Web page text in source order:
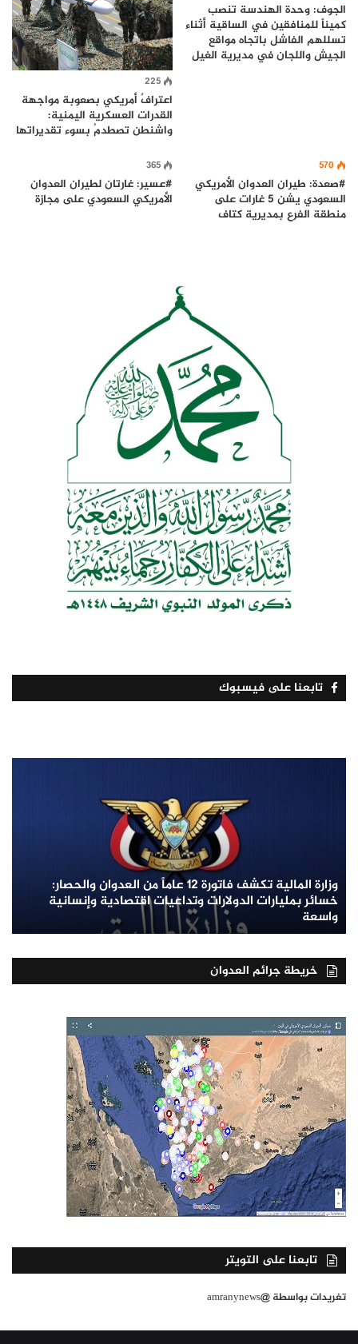
الجوف: وحدة الهندسة تنصب
كميناً للمنافقين في الساقية أثناء
تسللهم الفاشل باتجاه مواقع
الجيش واللجان في مديرية الغيل
225
اعترافٌ أمريكي بصعوبة مواجهة
القدرات العسكرية اليمنية:
واشنطن تصطدمُ بسوء تقديراتها
570
#صعدة: طيران العدوان الأمريكي
السعودي يشن 5 غارات على
منطقة الفرع بمديرية كتاف
365
#عسير: غارتان لطيران العدوان
الأمريكي السعودي على مجازة
تابعنا على فيسبوك
وزارة المالية تكشف فاتورة 12 عاماً من العدوان والحصار:
خسائر بمليارات الدولارات وتداعيات اقتصادية وإنسانية
واسعة
خريطة جرائم العدوان
تابعنا على التويتر
تغريدات بواسطة @amranynews